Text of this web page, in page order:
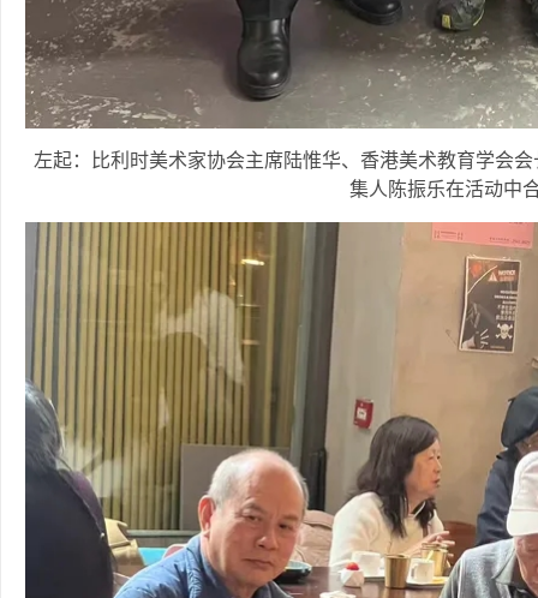
左起：比利时美术家协会主席陆惟华、香港美术教育学会
集人陈振乐在活动中